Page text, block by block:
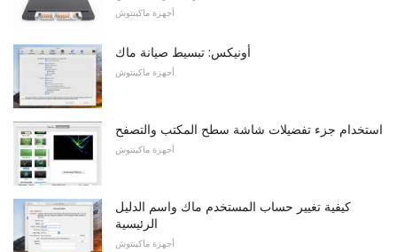
أجهزة ماكينتوش
أونيكس: تبسيط صيانة ماك
أجهزة ماكينتوش
استخدام جزء تفضيلات شاشة سطح المكتب والتصفح
أجهزة ماكينتوش
كيفية تغيير حساب المستخدم ماك واسم الدليل
الرئيسية
أجهزة ماكينتوش